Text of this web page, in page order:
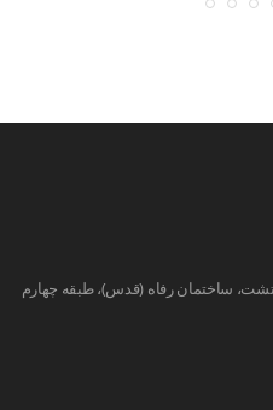
زرتشت، ساختمان رفاه (قدس)، طبقه چهارم